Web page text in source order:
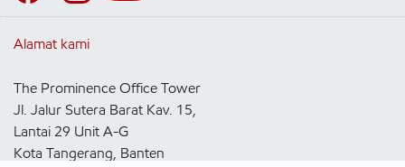
Alamat kami
The Prominence Office Tower
Jl. Jalur Sutera Barat Kav. 15,
Lantai 29 Unit A-G
Kota Tangerang, Banten